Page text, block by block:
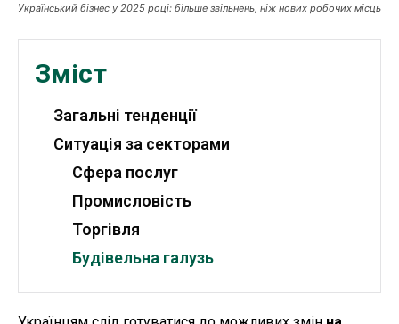
Курс валют
Ми в соц. мережах
Український бізнес у 2025 році: більше звільнень, ніж нових робочих місць
Зміст
Загальні тенденції
Ситуація за секторами
Сфера послуг
Промисловість
Торгівля
Будівельна галузь